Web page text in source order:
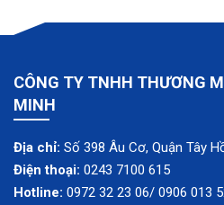
CÔNG TY TNHH THƯƠNG
MINH
Địa chỉ: Số 398 Âu Cơ, Quận Tây
Điện thoại: 0243 7100 615
Hotline: 0972 32 23 06/ 0906 013